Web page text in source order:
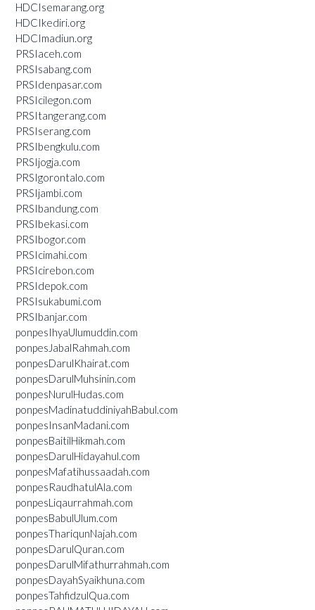
HDCIsemarang.org
HDCIkediri.org
HDCImadiun.org
PRSIaceh.com
PRSIsabang.com
PRSIdenpasar.com
PRSIcilegon.com
PRSItangerang.com
PRSIserang.com
PRSIbengkulu.com
PRSIjogja.com
PRSIgorontalo.com
PRSIjambi.com
PRSIbandung.com
PRSIbekasi.com
PRSIbogor.com
PRSIcimahi.com
PRSIcirebon.com
PRSIdepok.com
PRSIsukabumi.com
PRSIbanjar.com
ponpesIhyaUlumuddin.com
ponpesJabalRahmah.com
ponpesDarulKhairat.com
ponpesDarulMuhsinin.com
ponpesNurulHudas.com
ponpesMadinatuddiniyahBabul.com
ponpesInsanMadani.com
ponpesBaitilHikmah.com
ponpesDarulHidayahul.com
ponpesMafatihussaadah.com
ponpesRaudhatulAla.com
ponpesLiqaurrahmah.com
ponpesBabulUlum.com
ponpesThariqunNajah.com
ponpesDarulQuran.com
ponpesDarulMifathurrahmah.com
ponpesDayahSyaikhuna.com
ponpesTahfidzulQua.com